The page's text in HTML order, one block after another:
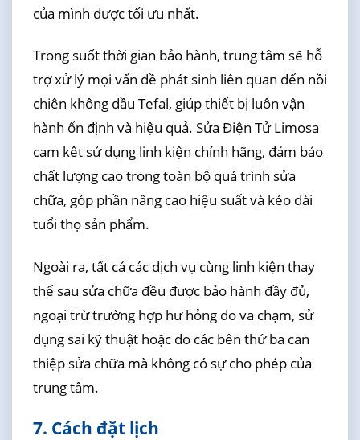
của mình được tối ưu nhất.
Trong suốt thời gian bảo hành, trung tâm sẽ hỗ
trợ xử lý mọi vấn đề phát sinh liên quan đến nồi
chiên không dầu Tefal, giúp thiết bị luôn vận
hành ổn định và hiệu quả. Sửa Điện Tử Limosa
cam kết sử dụng linh kiện chính hãng, đảm bảo
chất lượng cao trong toàn bộ quá trình sửa
chữa, góp phần nâng cao hiệu suất và kéo dài
tuổi thọ sản phẩm.
Ngoài ra, tất cả các dịch vụ cùng linh kiện thay
thế sau sửa chữa đều được bảo hành đầy đủ,
ngoại trừ trường hợp hư hỏng do va chạm, sử
dụng sai kỹ thuật hoặc do các bên thứ ba can
thiệp sửa chữa mà không có sự cho phép của
trung tâm.
7. Cách đặt lịch